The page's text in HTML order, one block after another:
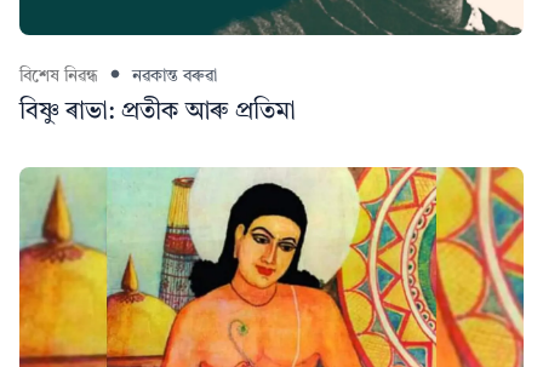
বিশেষ নিৱন্ধ নৱকান্ত বৰুৱা
বিষ্ণু ৰাভা: প্রতীক আৰু প্ৰতিমা